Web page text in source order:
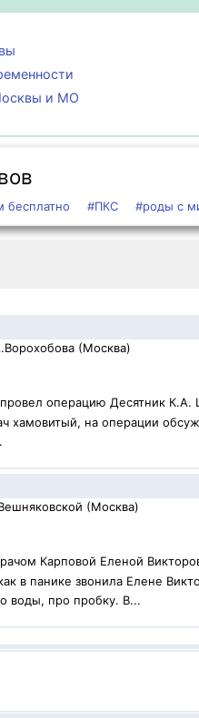
и МО
#ПКС #роды с
(Москва)
операцию Десятник
хамовитый, на операции
(Москва)
Карповой Еленой
в панике звонила Елене
воды, про пробку. В...